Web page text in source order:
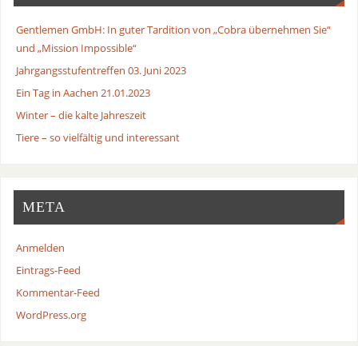
Gentlemen GmbH: In guter Tardition von „Cobra übernehmen Sie“
und „Mission Impossible“
Jahrgangsstufentreffen 03. Juni 2023
Ein Tag in Aachen 21.01.2023
Winter – die kalte Jahreszeit
Tiere – so vielfältig und interessant
META
Anmelden
Eintrags-Feed
Kommentar-Feed
WordPress.org